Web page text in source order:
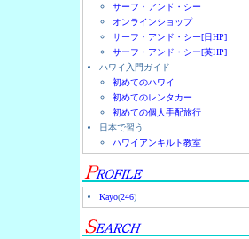
サーフ・アンド・シー
オンラインショップ
サーフ・アンド・シー[日HP]
サーフ・アンド・シー[英HP]
ハワイ入門ガイド
初めてのハワイ
初めてのレンタカー
初めての個人手配旅行
日本で習う
ハワイアンキルト教室
Kayo(246)